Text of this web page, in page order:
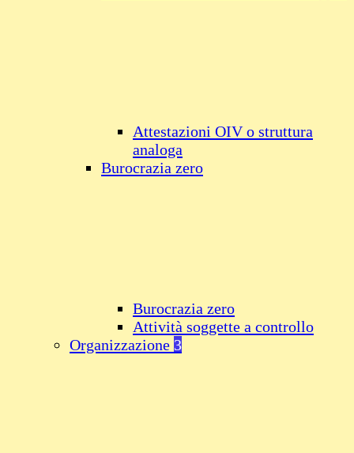
Attestazioni OIV o struttura
analoga
Burocrazia zero
Burocrazia zero
Attività soggette a controllo
Organizzazione 3